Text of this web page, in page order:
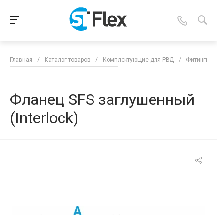
Главная / Каталог товаров / Комплектующие для РВД / Фитинги
Фланец SFS заглушенный
(Interlock)